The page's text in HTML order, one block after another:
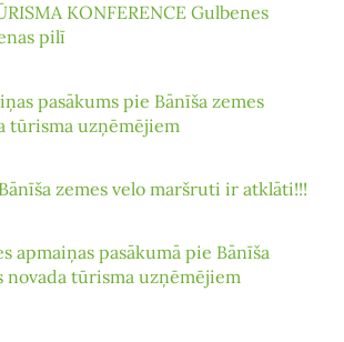
KONFERENCE Gulbenes
pilī
pasākums pie Bānīša zemes
tūrisma uzņēmējiem
zemes velo maršruti ir atklāti!!!
apmaiņas pasākumā pie Bānīša
novada tūrisma uzņēmējiem